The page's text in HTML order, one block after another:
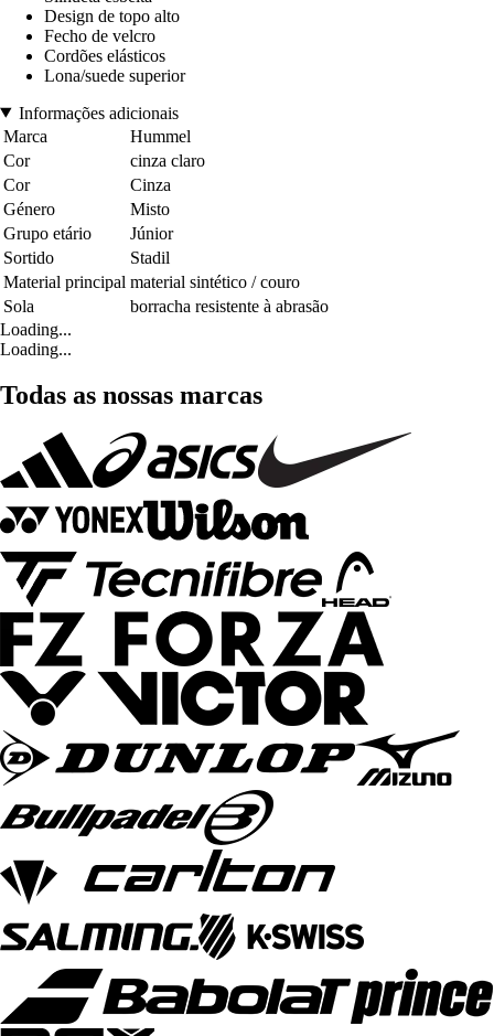
Design de topo alto
Fecho de velcro
Cordões elásticos
Lona/suede superior
Informações adicionais
Marca
Hummel
Cor
cinza claro
Cor
Cinza
Género
Misto
Grupo etário
Júnior
Sortido
Stadil
Material principal material sintético / couro
Sola
borracha resistente à abrasão
Loading...
Loading...
Todas as nossas marcas